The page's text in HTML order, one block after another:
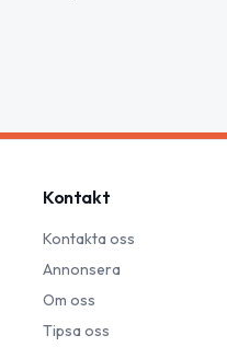
Kontakt
Kontakta oss
Annonsera
Om oss
Tipsa oss